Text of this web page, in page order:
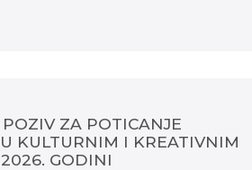
ZA POTICANJE
KULTURNIM I KREATIVNIM
GODINI